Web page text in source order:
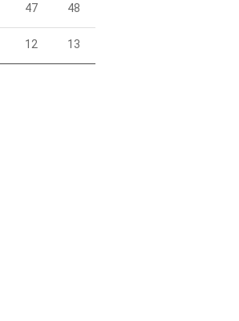
47 48
12 13